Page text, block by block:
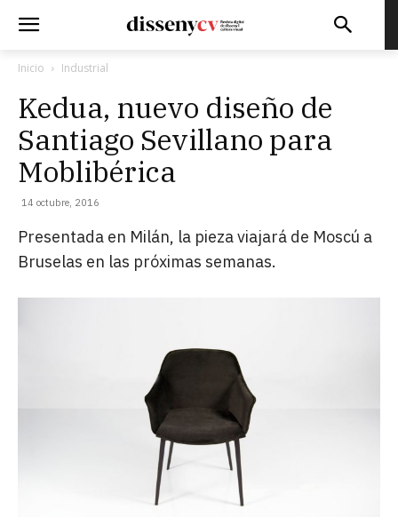
Inicio Industrial
Kedua, nuevo diseño de
Santiago Sevillano para
Moblibérica
14 octubre, 2016
Presentada en Milán, la pieza viajará de Moscú a
Bruselas en las próximas semanas.